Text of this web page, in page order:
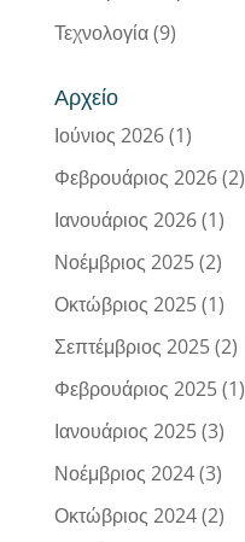
Τεχνολογία(9)
Αρχείο
Ιούνιος 2026(1)
Φεβρουάριος 2026(2)
Ιανουάριος 2026(1)
Νοέμβριος 2025(2)
Οκτώβριος 2025(1)
Σεπτέμβριος 2025(2)
Φεβρουάριος 2025(1)
Ιανουάριος 2025(3)
Νοέμβριος 2024(3)
Οκτώβριος 2024(2)